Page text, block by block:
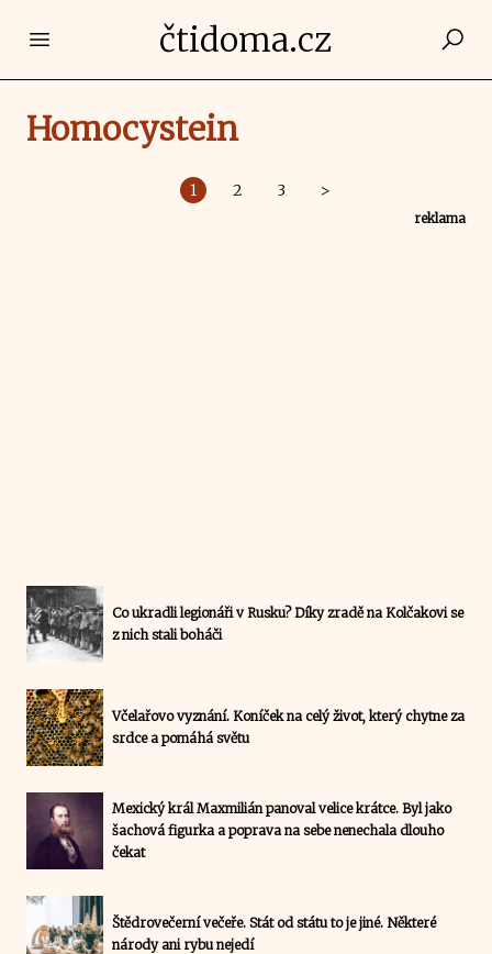
Open main menučtidoma.cz
Homocystein
1 2 3 >
reklama
Co ukradli legionáři v Rusku? Díky zradě na Kolčakovi se
z nich stali boháči
Včelařovo vyznání. Koníček na celý život, který chytne za
srdce a pomáhá světu
Mexický král Maxmilián panoval velice krátce. Byl jako
šachová figurka a poprava na sebe nenechala dlouho
čekat
Štědrovečerní večeře. Stát od státu to je jiné. Některé
národy ani rybu nejedí